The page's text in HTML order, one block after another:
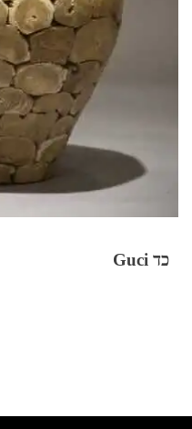
כד Guci